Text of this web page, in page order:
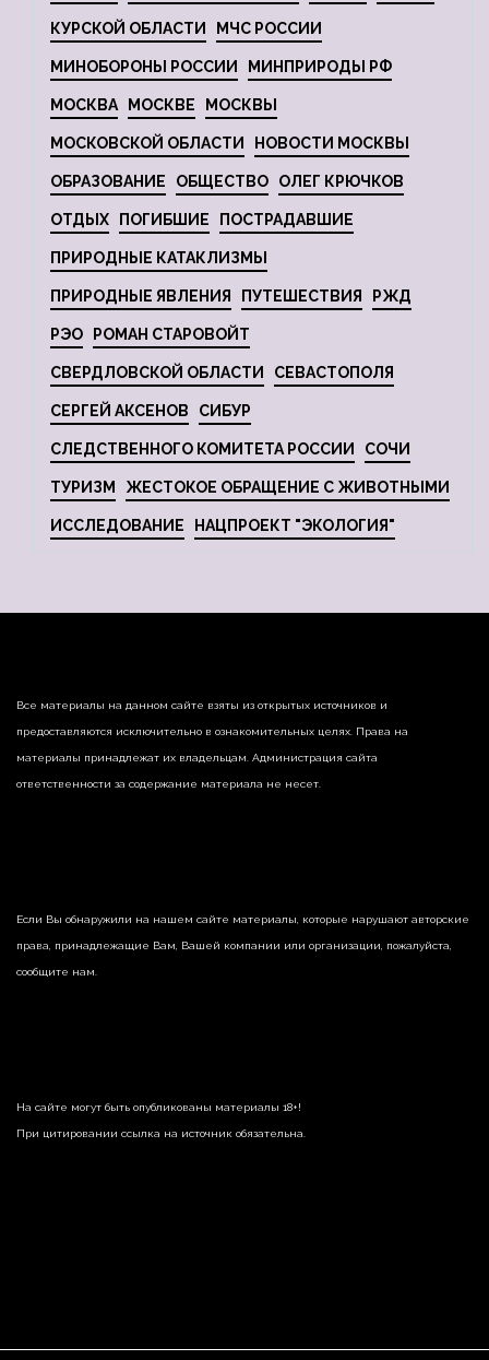
КУРСКОЙ ОБЛАСТИ МЧС РОССИИ
МИНОБОРОНЫ РОССИИ МИНПРИРОДЫ РФ
МОСКВА МОСКВЕ МОСКВЫ
МОСКОВСКОЙ ОБЛАСТИ НОВОСТИ МОСКВЫ
ОБРАЗОВАНИЕ ОБЩЕСТВО ОЛЕГ КРЮЧКОВ
ОТДЫХ ПОГИБШИЕ ПОСТРАДАВШИЕ
ПРИРОДНЫЕ КАТАКЛИЗМЫ
ПРИРОДНЫЕ ЯВЛЕНИЯ ПУТЕШЕСТВИЯ РЖД
РЭО РОМАН СТАРОВОЙТ
СВЕРДЛОВСКОЙ ОБЛАСТИ СЕВАСТОПОЛЯ
СЕРГЕЙ АКСЕНОВ СИБУР
СЛЕДСТВЕННОГО КОМИТЕТА РОССИИ СОЧИ
ТУРИЗМ ЖЕСТОКОЕ ОБРАЩЕНИЕ С ЖИВОТНЫМИ
ИССЛЕДОВАНИЕ НАЦПРОЕКТ "ЭКОЛОГИЯ"
Все материалы на данном сайте взяты из открытых источников и
предоставляются исключительно в ознакомительных целях. Права на
материалы принадлежат их владельцам. Администрация сайта
ответственности за содержание материала не несет.
Если Вы обнаружили на нашем сайте материалы, которые нарушают авторские
права, принадлежащие Вам, Вашей компании или организации, пожалуйста,
сообщите нам.
На сайте могут быть опубликованы материалы 18+!
При цитировании ссылка на источник обязательна.